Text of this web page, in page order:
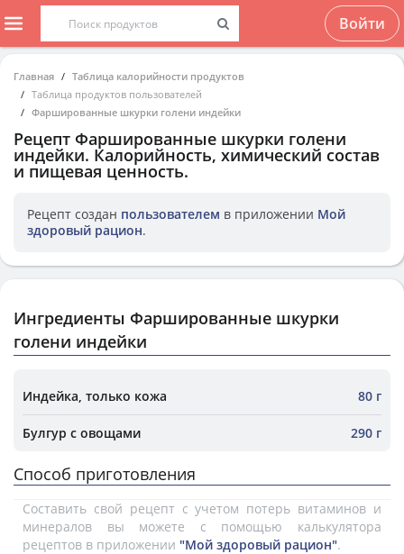
Войти
Главная
Таблица калорийности продуктов
Таблица продуктов пользователей
Фаршированные шкурки голени индейки
Рецепт Фаршированные шкурки голени
индейки. Калорийность, химический состав
и пищевая ценность.
Рецепт создан пользователем в приложении Мой
здоровый рацион.
Ингредиенты Фаршированные шкурки
голени индейки
Индейка, только кожа 80 г
Булгур с овощами 290 г
Способ приготовления
Составить свой рецепт с учетом потерь витаминов и
минералов вы можете с помощью калькулятора
рецептов в приложении "Мой здоровый рацион".